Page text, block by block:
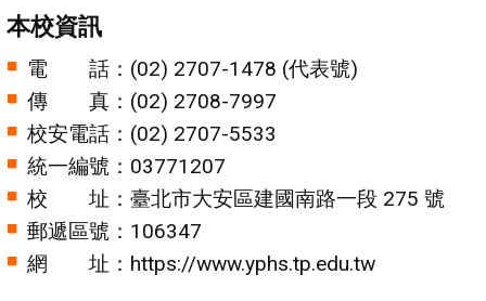
本校資訊
電 話：(02) 2707-1478 (代表號)
傳 真：(02) 2708-7997
校安電話：(02) 2707-5533
統一編號：03771207
校 址：臺北市大安區建國南路一段 275 號
郵遞區號：106347
網 址：https://www.yphs.tp.edu.tw